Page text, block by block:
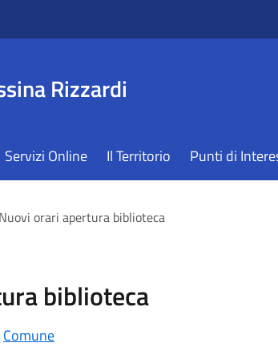
Rizzardi
Servizi Online Il Territorio Punti di
Nuovi orari apertura biblioteca
biblioteca
Comune